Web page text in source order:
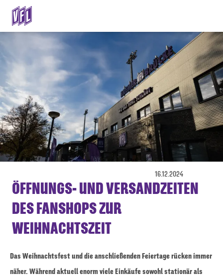
16.12.2024
ÖFFNUNGS- UND VERSANDZEITEN
DES FANSHOPS ZUR
WEIHNACHTSZEIT
Das Weihnachtsfest und die anschließenden Feiertage rücken immer
näher. Während aktuell enorm viele Einkäufe sowohl stationär als